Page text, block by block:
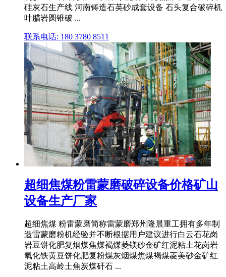
硅灰石生产线 河南铸造石英砂成套设备 石头复合破碎机
叶腊岩圆锥破 ...
联系电话: 180 3780 8511
超细焦煤粉雷蒙磨破碎设备价格矿山
设备生产厂家
超细焦煤 粉雷蒙磨简称雷蒙磨郑州隆晨重工拥有多年制
造雷蒙磨粉机经验并不断根据用户建议进行白云石花岗
岩豆饼化肥复烟煤焦煤褐煤菱镁砂金矿红泥粘土花岗岩
氧化铁黄豆饼化肥复粉煤灰烟煤焦煤褐煤菱美砂金矿红
泥粘土高岭土焦炭煤矸石 ...